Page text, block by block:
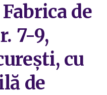
de
7-9,
cu
de